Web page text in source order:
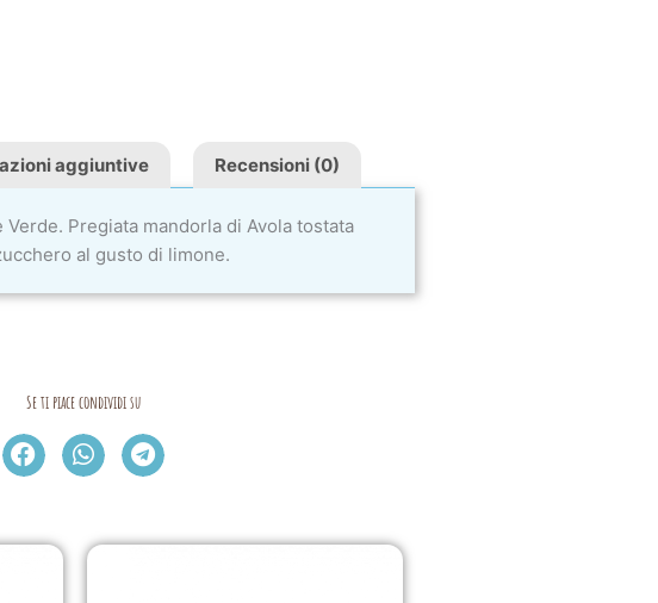
aggiuntive Recensioni (0)
Verde. Pregiata mandorla di Avola tostata
al gusto di limone.
Se ti piace condividi su